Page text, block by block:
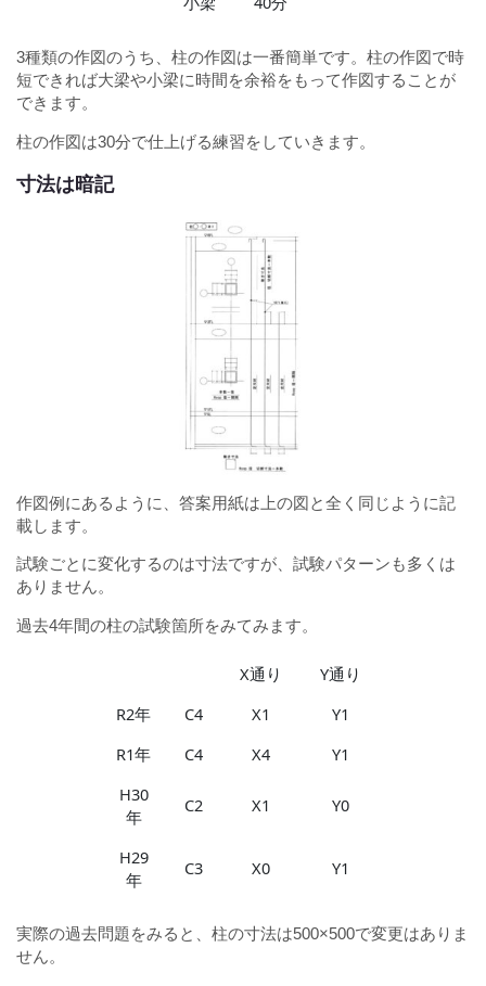
3種類の作図のうち、柱の作図は一番簡単です。柱の作図で時
短できれば大梁や小梁に時間を余裕をもって作図することが
できます。
柱の作図は30分で仕上げる練習をしていきます。
寸法は暗記
作図例にあるように、答案用紙は上の図と全く同じように記
載します。
試験ごとに変化するのは寸法ですが、試験パターンも多くは
ありません。
過去4年間の柱の試験箇所をみてみます。
X通り
Y通り
R2年
C4 X1
Y1
R1年
C4 X4
Y1
H30
年
C2 X1 Y0
H29
年
C3 X0 Y1
実際の過去問題をみると、柱の寸法は500×500で変更はありま
せん。